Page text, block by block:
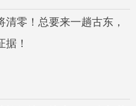
清零！总要来一趟古东，
据！